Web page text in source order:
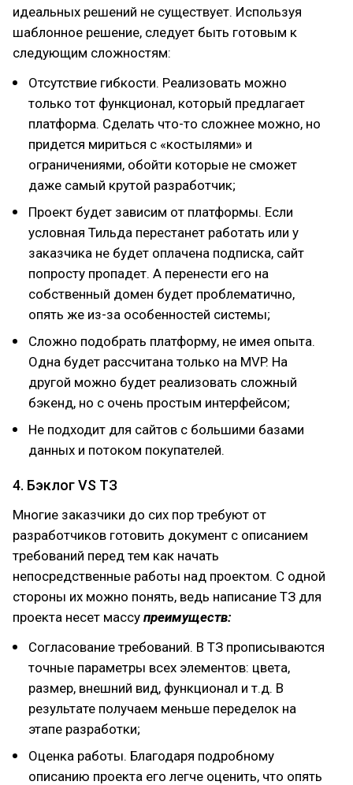
идеальных решений не существует. Используя
шаблонное решение, следует быть готовым к
следующим сложностям:
Отсутствие гибкости. Реализовать можно
только тот функционал, который предлагает
платформа. Сделать что-то сложнее можно, но
придется мириться с «костылями» и
ограничениями, обойти которые не сможет
даже самый крутой разработчик;
Проект будет зависим от платформы. Если
условная Тильда перестанет работать или у
заказчика не будет оплачена подписка, сайт
попросту пропадет. А перенести его на
собственный домен будет проблематично,
опять же из-за особенностей системы;
Сложно подобрать платформу, не имея опыта.
Одна будет рассчитана только на MVP. На
другой можно будет реализовать сложный
бэкенд, но с очень простым интерфейсом;
Не подходит для сайтов с большими базами
данных и потоком покупателей.
4. Бэклог VS ТЗ
Многие заказчики до сих пор требуют от
разработчиков готовить документ с описанием
требований перед тем как начать
непосредственные работы над проектом. С одной
стороны их можно понять, ведь написание ТЗ для
проекта несет массу преимуществ:
Согласование требований. В ТЗ прописываются
точные параметры всех элементов: цвета,
размер, внешний вид, функционал и т.д. В
результате получаем меньше переделок на
этапе разработки;
Оценка работы. Благодаря подробному
описанию проекта его легче оценить, что опять